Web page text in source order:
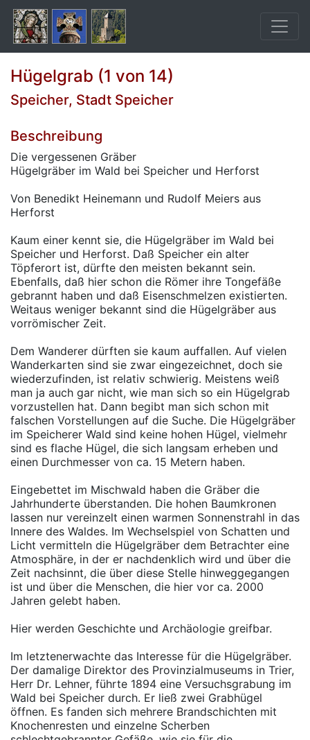
Hügelgrab (1 von 14)
Speicher, Stadt Speicher
Beschreibung
Die vergessenen Gräber
Hügelgräber im Wald bei Speicher und Herforst
Von Benedikt Heinemann und Rudolf Meiers aus
Herforst
Kaum einer kennt sie, die Hügelgräber im Wald bei
Speicher und Herforst. Daß Speicher ein alter
Töpferort ist, dürfte den meisten bekannt sein.
Ebenfalls, daß hier schon die Römer ihre Tongefäße
gebrannt haben und daß Eisenschmelzen existierten.
Weitaus weniger bekannt sind die Hügelgräber aus
vorrömischer Zeit.
Dem Wanderer dürften sie kaum auffallen. Auf vielen
Wanderkarten sind sie zwar eingezeichnet, doch sie
wiederzufinden, ist relativ schwierig. Meistens weiß
man ja auch gar nicht, wie man sich so ein Hügelgrab
vorzustellen hat. Dann begibt man sich schon mit
falschen Vorstellungen auf die Suche. Die Hügelgräber
im Speicherer Wald sind keine hohen Hügel, vielmehr
sind es flache Hügel, die sich langsam erheben und
einen Durchmesser von ca. 15 Metern haben.
Eingebettet im Mischwald haben die Gräber die
Jahrhunderte überstanden. Die hohen Baumkronen
lassen nur vereinzelt einen warmen Sonnenstrahl in das
Innere des Waldes. Im Wechselspiel von Schatten und
Licht vermitteln die Hügelgräber dem Betrachter eine
Atmosphäre, in der er nachdenklich wird und über die
Zeit nachsinnt, die über diese Stelle hinweggegangen
ist und über die Menschen, die hier vor ca. 2000
Jahren gelebt haben.
Hier werden Geschichte und Archäologie greifbar.
Im letztenerwachte das Interesse für die Hügelgräber.
Der damalige Direktor des Provinzialmuseums in Trier,
Herr Dr. Lehner, führte 1894 eine Versuchsgrabung im
Wald bei Speicher durch. Er ließ zwei Grabhügel
öffnen. Es fanden sich mehrere Brandschichten mit
Knochenresten und einzelne Scherben